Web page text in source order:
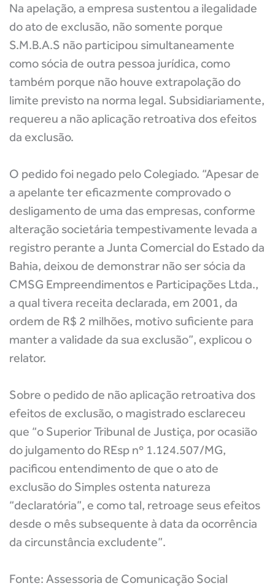
Na apelação, a empresa sustentou a ilegalidade
do ato de exclusão, não somente porque
S.M.B.A.S não participou simultaneamente
como sócia de outra pessoa jurídica, como
também porque não houve extrapolação do
limite previsto na norma legal. Subsidiariamente,
requereu a não aplicação retroativa dos efeitos
da exclusão.
O pedido foi negado pelo Colegiado. “Apesar de
a apelante ter eficazmente comprovado o
desligamento de uma das empresas, conforme
alteração societária tempestivamente levada a
registro perante a Junta Comercial do Estado da
Bahia, deixou de demonstrar não ser sócia da
CMSG Empreendimentos e Participações Ltda.,
a qual tivera receita declarada, em 2001, da
ordem de R$ 2 milhões, motivo suficiente para
manter a validade da sua exclusão”, explicou o
relator.
Sobre o pedido de não aplicação retroativa dos
efeitos de exclusão, o magistrado esclareceu
que “o Superior Tribunal de Justiça, por ocasião
do julgamento do REsp nº 1.124.507/MG,
pacificou entendimento de que o ato de
exclusão do Simples ostenta natureza
“declaratória”, e como tal, retroage seus efeitos
desde o mês subsequente à data da ocorrência
da circunstância excludente”.
Fonte: Assessoria de Comunicação Social